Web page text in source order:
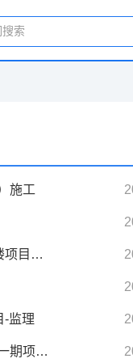
索
施工
监理
-监理
总承包